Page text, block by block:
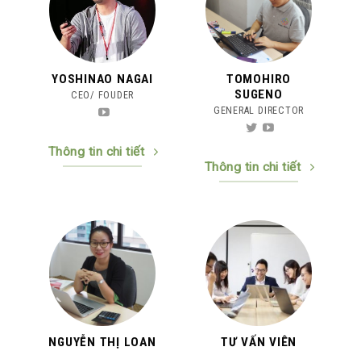
YOSHINAO NAGAI
CEO/ FOUDER
Thông tin chi tiết
TOMOHIRO
SUGENO
GENERAL DIRECTOR
Thông tin chi tiết
NGUYỄN THỊ LOAN TƯ VẤN VIÊN